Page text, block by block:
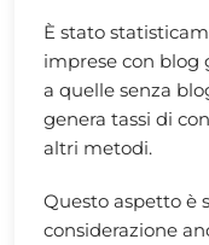
È stato
imprese con blog
a quelle senza
genera tassi di
altri metodi.
Questo aspetto è
considerazione